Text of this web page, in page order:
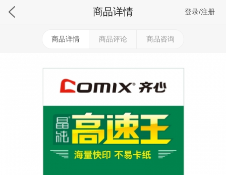
商品详情 登录/注册
商品详情 商品评论 商品咨询